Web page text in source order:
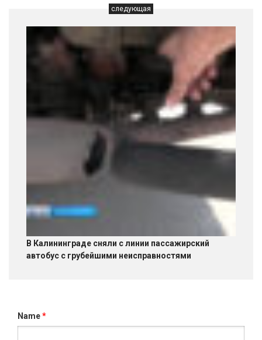
следующая
В Калининграде сняли с линии пассажирский
автобус с грубейшими неисправностями
Name*